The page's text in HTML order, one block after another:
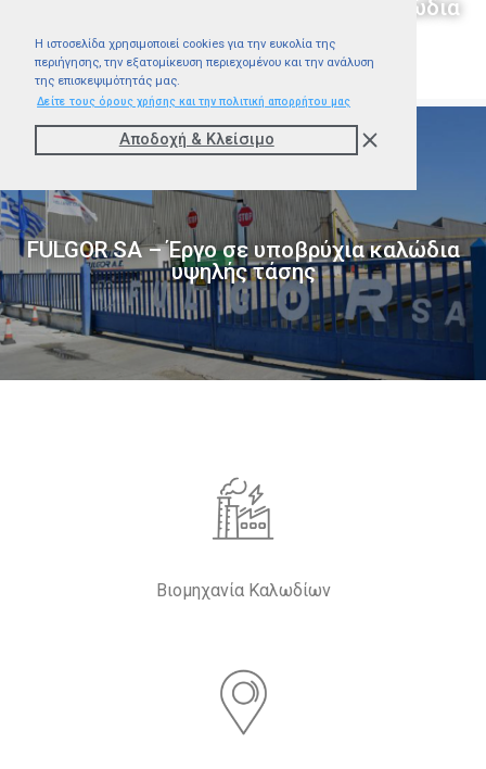
Η ιστοσελίδα χρησιμοποιεί cookies για την ευκολία της
περιήγησης, την εξατομίκευση περιεχομένου και την ανάλυση
της επισκεψιμότητάς μας.
Δείτε τους όρους χρήσης και την πολιτική απορρήτου μας
Αποδοχή & Kλείσιμο
FULGOR SA – Έργο σε υποβρύχια καλώδια
FULGOR SA – Έργο σε υποβρύχια καλώδια
υψηλής τάσης
Βιομηχανία Καλωδίων